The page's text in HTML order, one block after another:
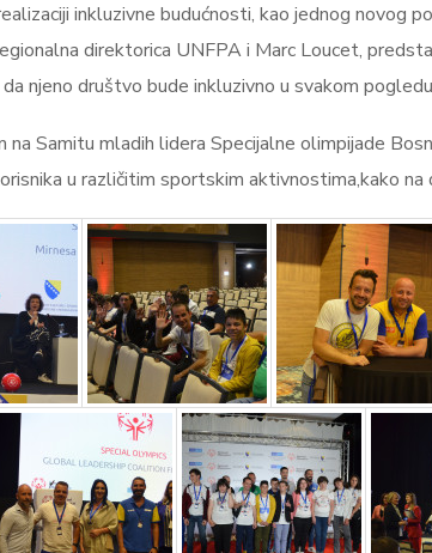
inkluzivne budućnosti, kao jednog novog
direktorica UNFPA i Marc Loucet,
njeno društvo bude inkluzivno u svakom
na Samitu mladih lidera Specijalne olimpijade
u različitim sportskim aktivnostima,kako na